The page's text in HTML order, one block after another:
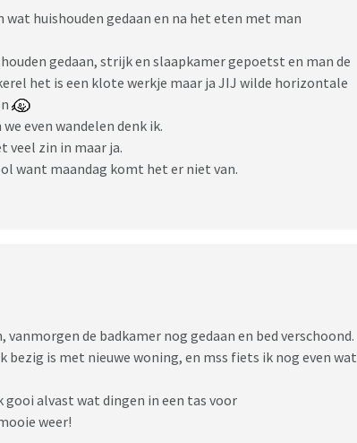
huishouden gedaan en na het eten met man
gedaan, strijk en slaapkamer gepoetst en man de
het is een klote werkje maar ja JIJ wilde horizontale
even wandelen denk ik.
veel zin in maar ja.
want maandag komt het er niet van.
de badkamer nog gedaan en bed verschoond.
bezig is met nieuwe woning, en mss fiets ik nog even wat
alvast wat dingen in een tas voor
weer!